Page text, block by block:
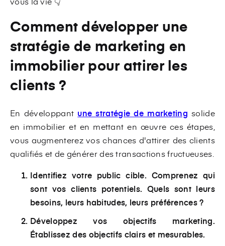
Comment développer une
stratégie de marketing en
immobilier pour attirer les
clients ?
En développant une stratégie de marketing solide
en immobilier et en mettant en œuvre ces étapes,
vous augmenterez vos chances d'attirer des clients
qualifiés et de générer des transactions fructueuses.
Identifiez votre public cible. Comprenez qui
sont vos clients potentiels. Quels sont leurs
besoins, leurs habitudes, leurs préférences ?
Développez vos objectifs marketing.
Établissez des objectifs clairs et mesurables.